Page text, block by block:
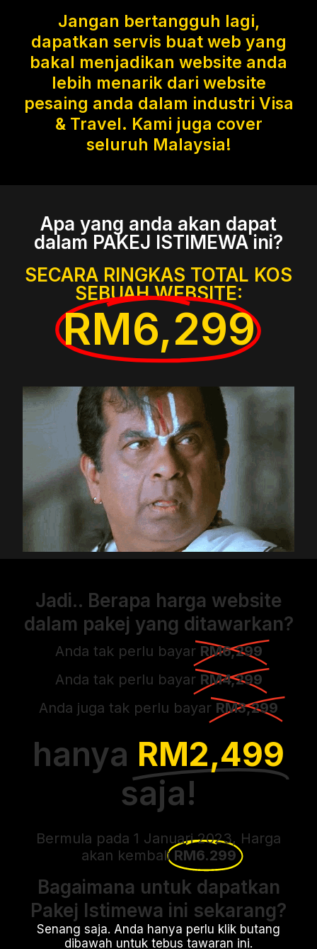
Jangan bertangguh lagi,
dapatkan servis buat web yang
bakal menjadikan website anda
lebih menarik dari website
pesaing anda dalam industri Visa
& Travel. Kami juga cover
seluruh Malaysia!
Apa yang anda akan dapat
dalam PAKEJ ISTIMEWA ini?
SECARA RINGKAS TOTAL KOS
SEBUAH WEBSITE:
RM6,299
Jadi.. Berapa harga website
dalam pakej yang ditawarkan?
Anda tak perlu bayar RM6,299
Anda tak perlu bayar RM4,299
Anda juga tak perlu bayar RM3,299
hanya RM2,499
saja!
Bermula pada 1 Januari 2023, Harga
akan kembaliRM6.299
Bagaimana untuk dapatkan
Pakej Istimewa ini sekarang?
Senang saja. Anda hanya perlu klik butang
dibawah untuk tebus tawaran ini.